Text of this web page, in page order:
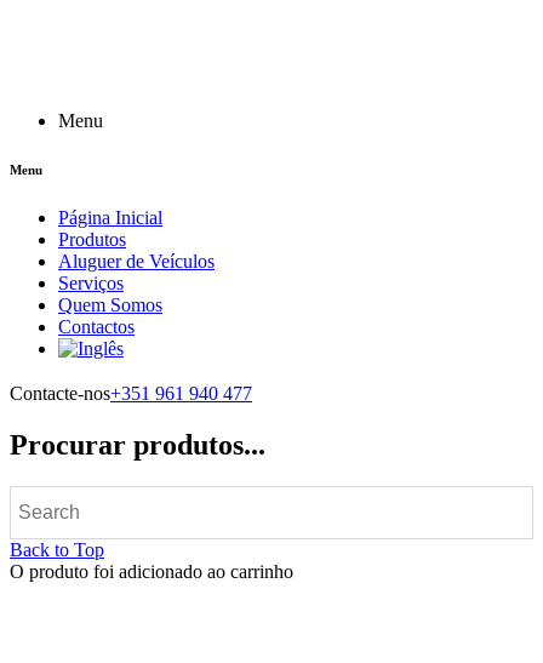
Menu
Menu
Página Inicial
Produtos
Aluguer de Veículos
Serviços
Quem Somos
Contactos
Contacte-nos+351 961 940 477
Procurar produtos...
Back to Top
O produto foi adicionado ao carrinho